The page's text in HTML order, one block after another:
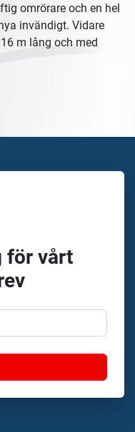
omrörare och en hel
invändigt. Vidare
m lång och med
för vårt